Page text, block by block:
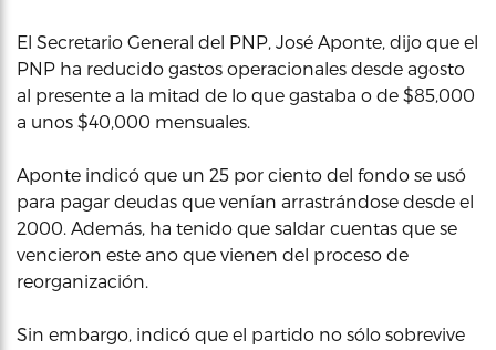
El Secretario General del PNP, José Aponte, dijo que el
PNP ha reducido gastos operacionales desde agosto
al presente a la mitad de lo que gastaba o de $85,000
a unos $40,000 mensuales.
Aponte indicó que un 25 por ciento del fondo se usó
para pagar deudas que venían arrastrándose desde el
2000. Además, ha tenido que saldar cuentas que se
vencieron este ano que vienen del proceso de
reorganización.
Sin embargo, indicó que el partido no sólo sobrevive